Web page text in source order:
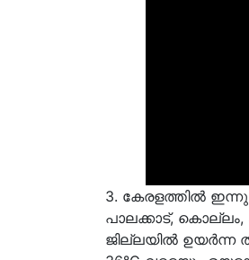
3. കേരളത്തിൽ
പാലക്കാട്,
ജില്ലയിൽ ഉയർന്ന